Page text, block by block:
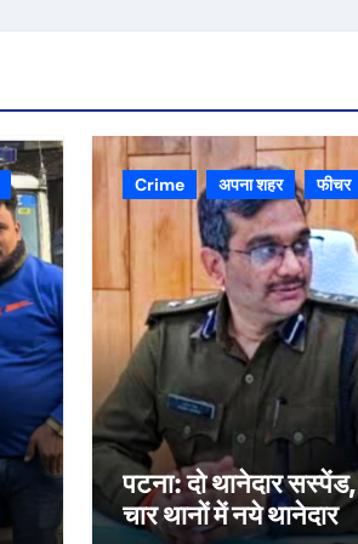
Crime अपना शहर फीचर
पटना: दो थानेदार सस्पेंड,
चार थानों में नये थानेदार